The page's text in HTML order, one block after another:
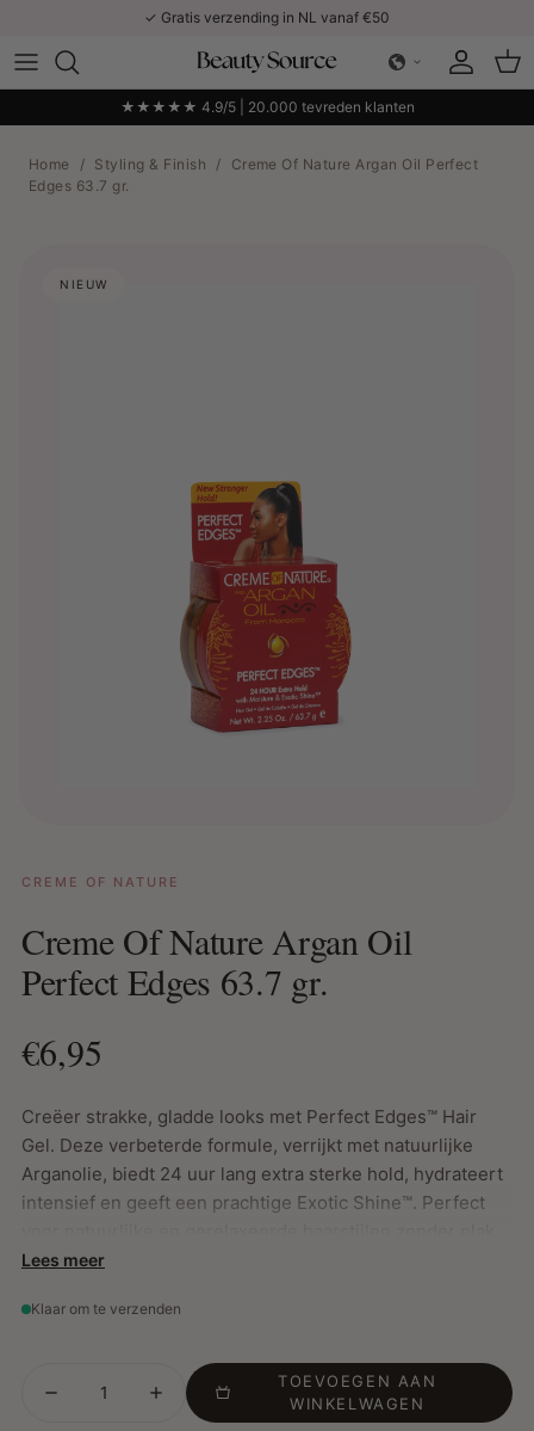
✓ Gratis verzending in NL vanaf €50
Account
★★★★★ 4.9/5 | 20.000 tevreden klanten
Home / Styling & Finish /
Creme Of Nature Argan Oil Perfect
Edges 63.7 gr.
NIEUW
CREME OF NATURE
Creme Of Nature Argan Oil
Perfect Edges 63.7 gr.
€6,95
Creëer strakke, gladde looks met Perfect Edges™ Hair
Gel. Deze verbeterde formule, verrijkt met natuurlijke
Arganolie, biedt 24 uur lang extra sterke hold, hydrateert
intensief en geeft een prachtige Exotic Shine™. Perfect
of residu. Ideaal voor ponytails, sculpting en strak
Belangrijkste Kenmerken:
Biedt 24 uur lang extra sterke hold
Lees meer
Klaar om te verzenden
TOEVOEGEN AAN
WINKELWAGEN